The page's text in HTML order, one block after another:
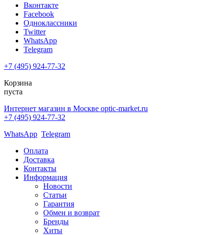
Вконтакте
Facebook
Одноклассники
Twitter
WhatsApp
Telegram
+7 (495) 924-77-32
Корзина
пуста
Интернет магазин в Москве optic-market.ru
+7 (495) 924-77-32
WhatsApp Telegram
Оплата
Доставка
Контакты
Информация
Новости
Статьи
Гарантия
Обмен и возврат
Бренды
Хиты